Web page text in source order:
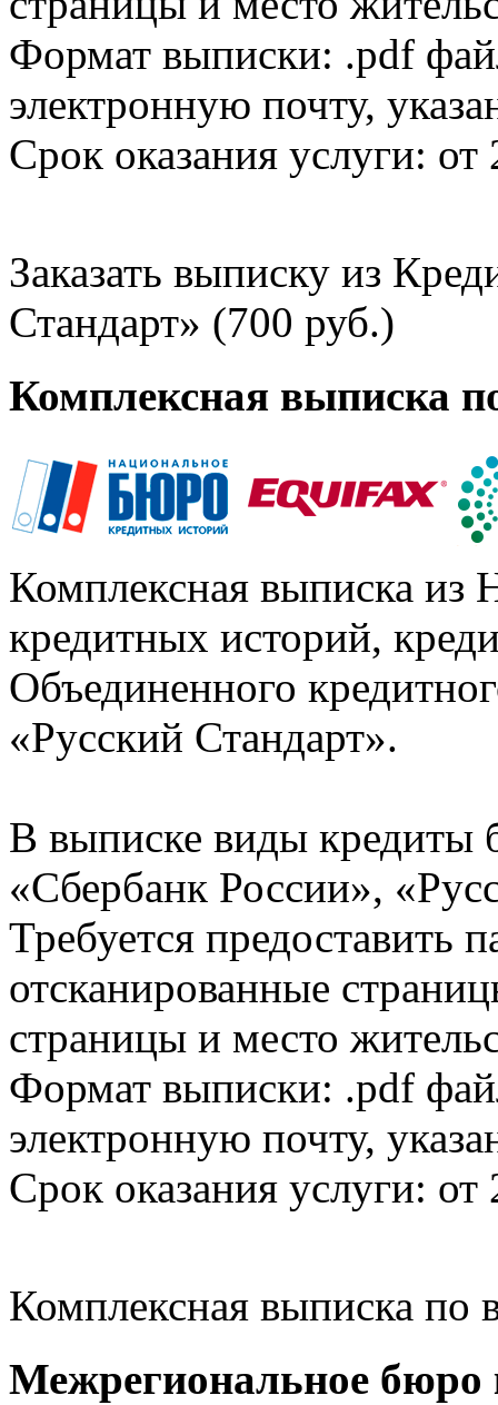
Формат выписки: .pdf
электронную почту,
Срок оказания услуги: от
Заказать выписку из
Стандарт» (700 руб.)
Комплексная выписка
Комплексная выписка из
кредитных историй,
Объединенного
«Русский Стандарт».
В выписке виды кредиты
«Сбербанк России»,
Требуется предоставить
отсканированные
страницы и место
Формат выписки: .pdf
электронную почту,
Срок оказания услуги: от
Комплексная выписка
Межрегиональное бюро